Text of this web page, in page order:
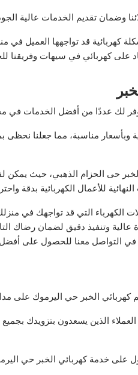
وضمان تقديم الخدمات عالية
كهربائية قد تواجهها العميل
على كهربائي في سيهات
لك عددًا من أفضل الخدمات في
مناسبة، مما جعلنا نحظى
حى الحزام الذهبي، حيث يمكن
للأعمال الكهربائية بدقة
الكهرباء التي قد تواجهك في
عالية وتنفيذ دقيق لضمان رضاك
في التواصل معنا للحصول على
الخبر حي اليرموك على مدار 24 ساعة في
الذين يسعدون بتزويدك بجميع
على خدمة كهربائي الخبر حي